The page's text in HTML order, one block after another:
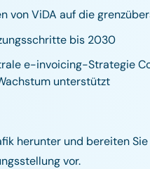
von ViDA auf die
bis 2030
e-invoicing-Strategie
unterstützt
herunter und bereiten
vor.